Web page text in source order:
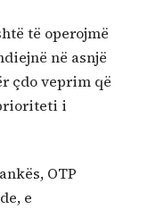
të operojmë
në asnjë
çdo veprim që
i
OTP
e